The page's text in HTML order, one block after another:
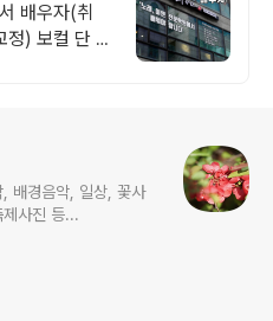
배우자(취
) 보컬 단 한
배경음악, 일상, 꽃사
사진 등...